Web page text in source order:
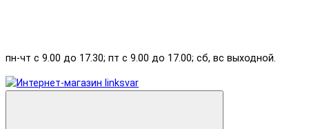
пн-чт с 9.00 до 17.30; пт с 9.00 до 17.00; сб, вс выходной.